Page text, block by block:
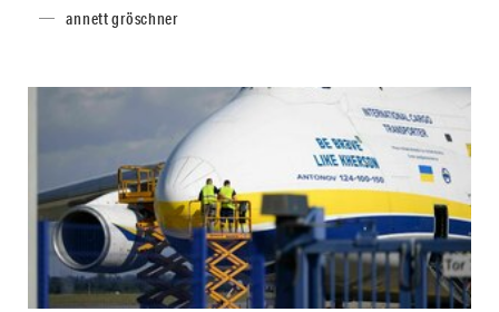
annett gröschner